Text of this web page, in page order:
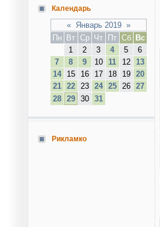
Календарь
« Январь 2019 »
Пн
Вт Ср Чт Пт Сб
Вс
1
2 3 4 5
6
7
8 9 10 11 12
13
14
15 16 17 18 19
20
21
22 23 24 25 26
27
28
29 30 31
Рикламко